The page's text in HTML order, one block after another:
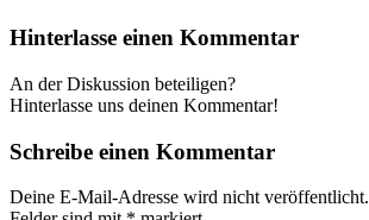
Hinterlasse einen Kommentar
An der Diskussion beteiligen?
Hinterlasse uns deinen Kommentar!
Schreibe einen Kommentar
Deine E-Mail-Adresse wird nicht veröffentlicht.